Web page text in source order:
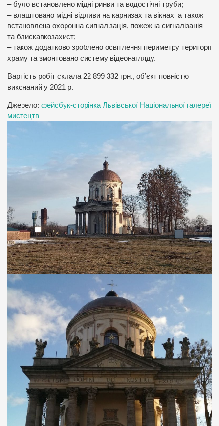
– було встановлено мідні ринви та водостічні труби;
– влаштовано мідні відливи на карнизах та вікнах, а також
встановлена охоронна сигналізація, пожежна сигналізація
та блискавкозахист;
– також додатково зроблено освітлення периметру території
храму та змонтовано систему відеонагляду.
Вартість робіт склала 22 899 332 грн., об’єкт повністю
виконаний у 2021 р.
Джерело: фейсбук-сторінка Львівської Національної галереї
мистецтв